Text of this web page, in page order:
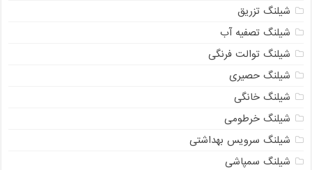
شیلنگ تزریق
شیلنگ تصفیه آب
شیلنگ توالت فرنگی
شیلنگ حصیری
شیلنگ خانگی
شیلنگ خرطومی
شیلنگ سرویس بهداشتی
شیلنگ سمپاشی